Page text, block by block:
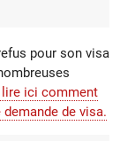
pour son visa
lire ici comment
de visa.